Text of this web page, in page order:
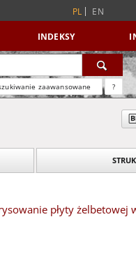
PL EN
INDEKSY
zaawansowane ?
płyty żelbetowej